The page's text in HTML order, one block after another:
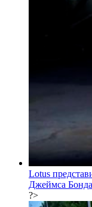
Lotus
Джеймса Бонда
?>